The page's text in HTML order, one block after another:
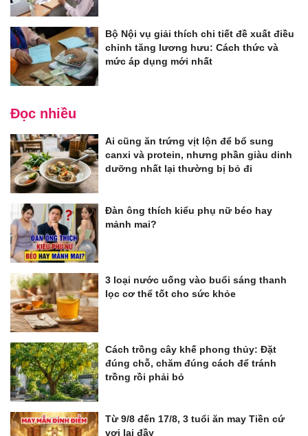
Bộ Nội vụ giải thích chi tiết đề xuất điều
chỉnh tăng lương hưu: Cách thức và
mức áp dụng mới nhất
Đọc nhiều
Ai cũng ăn trứng vịt lộn để bổ sung
canxi và protein, nhưng phần giàu dinh
dưỡng nhất lại thường bị bỏ đi
Đàn ông thích kiểu phụ nữ béo hay
mảnh mai?
3 loại nước uống vào buổi sáng thanh
lọc cơ thể tốt cho sức khỏe
Cách trồng cây khế phong thủy: Đặt
đúng chỗ, chăm đúng cách để tránh
trồng rồi phải bỏ
Từ 9/8 đến 17/8, 3 tuổi ăn may Tiền cứ
vơi lại đầy